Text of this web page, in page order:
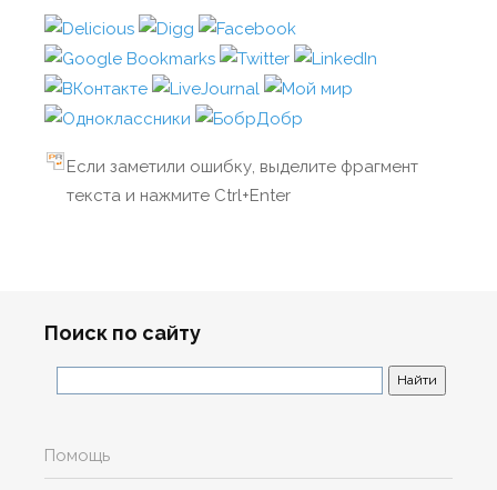
Если заметили ошибку, выделите фрагмент
текста и нажмите Ctrl+Enter
Поиск по сайту
Помощь